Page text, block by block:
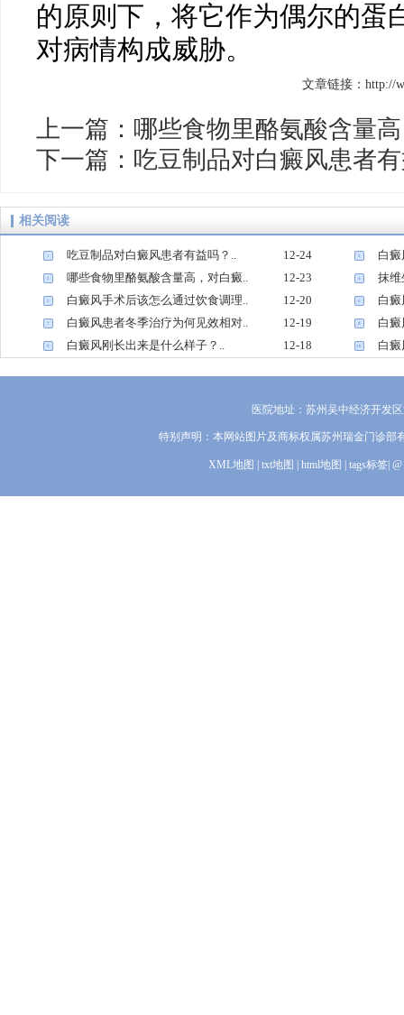
的原则下，将它作为偶尔的蛋
对病情构成威胁。
文章链接：http://
上一篇： 哪些食物里酪氨酸含量
下一篇： 吃豆制品对白癜风患者
相关阅读
1 吃豆制品对白癜风患者有益吗？.. 12-24 2 白
3 哪些食物里酪氨酸含量高，对白癜.. 12-23 4 抹维
5 白癜风手术后该怎么通过饮食调理.. 12-20 6 白
白癜风患者冬季治疗为何见效相对.. 12-19 8 白
9 白癜风刚长出来是什么样子？.. 12-18 10 白
医院地址：苏州吴中经济开发
特别声明：本网站图片及商标权属苏州瑞金门诊
XML地图 txt地图 html地图 tags标签 |